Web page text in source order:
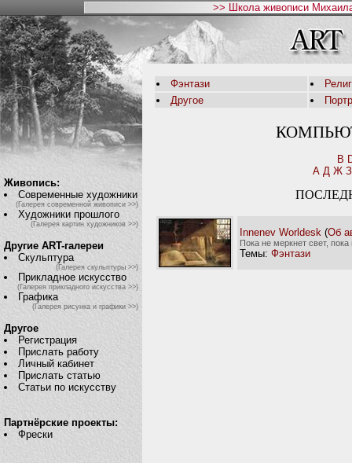
>> Школа живописи
Живопись:
Современные художники
(Галерея современной живописи >>)
Художники прошлого
(Галерея картин художников >>)
Другие ART-галереи
Скульптура
(Галерея скульптуры >>)
Прикладное искусство
(Галерея прикладного искусства >>)
Графика
(Галерея рисунка и графики >>)
Другое
Регистрация
Прислать работу
Личный кабинет
Прислать статью
Статьи по искусству
Партнёрские проекты:
Фрески
Фэнтази
Другое
B
А Д Ж З
Innenev Worldesk (Об
Пока не меркнет свет, пока
Темы: Фэнтази